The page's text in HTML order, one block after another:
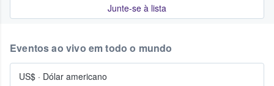
Junte-se à lista
Eventos ao vivo em todo o mundo
US$ · Dólar americano